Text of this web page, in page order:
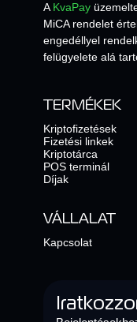
A KvaPay
MiCA rendelet
engedéllyel
felügyelete alá
TERMÉKEK
Kriptofizetések
Fizetési linkek
Kriptotárca
POS terminál
Díjak
VÁLLALAT
Kapcsolat